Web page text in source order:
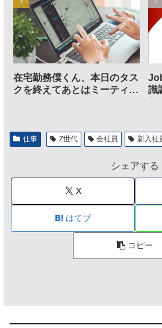
在宅勤務僕くん、本日のタス
クを終えてあとはミーティン
識
仕事 Z世代 会社員 新入社
シェアする
X
はてブ
コピー